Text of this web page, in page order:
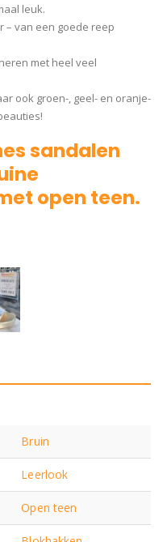
leuk.
– van een goede reep
met heel veel
ook groen-, geel- en oranje-
sandalen
open teen.
Bruin
Leerlook
Open teen